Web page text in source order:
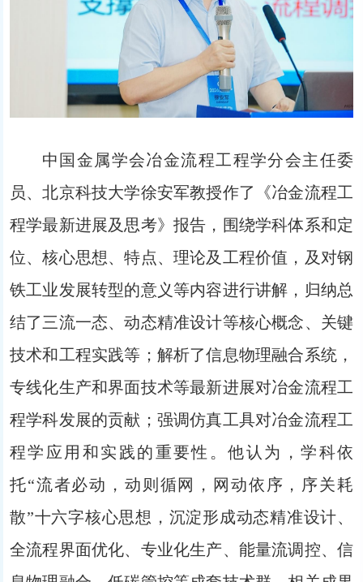
中国金属学会冶金流程工程学分会主任委
员、北京科技大学徐安军教授作了《冶金流程工
程学最新进展及思考》报告，围绕学科体系和定
位、核心思想、特点、理论及工程价值，及对钢
铁工业发展转型的意义等内容进行讲解，归纳总
结了三流一态、动态精准设计等核心概念、关键
技术和工程实践等；解析了信息物理融合系统，
专线化生产和界面技术等最新进展对冶金流程工
程学科发展的贡献；强调仿真工具对冶金流程工
程学应用和实践的重要性。他认为，学科依
托“流者必动，动则循网，网动依序，序关耗
散”十六字核心思想，沉淀形成动态精准设计、
全流程界面优化、专业化生产、能量流调控、信